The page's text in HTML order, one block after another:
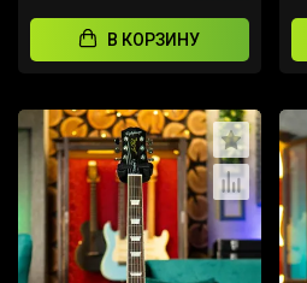
В КОРЗИНУ